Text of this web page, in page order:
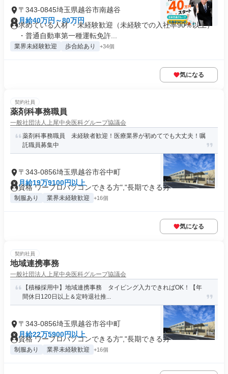
〒343-0845埼玉県越谷市南越谷
月給40万円～80万円
求めている人材 ・未経験歓迎（未経験での入社率90％以上）
・普通自動車第一種運転免許...
業界未経験歓迎 歩合給あり +34個
気になる
契約社員
薬剤科事務職員
一般社団法人上尾中央医科グループ協議会
薬剤科事務職員 未経験者歓迎！医療業界が初めてでも大丈夫！嘱
託職員募集中
〒343-0856埼玉県越谷市谷中町
月給19万9100円以上
資格 ワープロパソコンできる方","長期できる方"
制服あり 業界未経験歓迎 +16個
気になる
契約社員
地域連携事務
一般社団法人上尾中央医科グループ協議会
【積極採用中】地域連携事務 タイピング入力できればOK！【年
間休日120日以上＆定時退社推...
〒343-0856埼玉県越谷市谷中町
月給22万5900円以上
資格 ワープロパソコンできる方","長期できる方"
制服あり 業界未経験歓迎 +16個